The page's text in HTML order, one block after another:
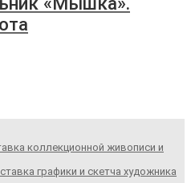
коллекционной живописи и
графики и скетча художника